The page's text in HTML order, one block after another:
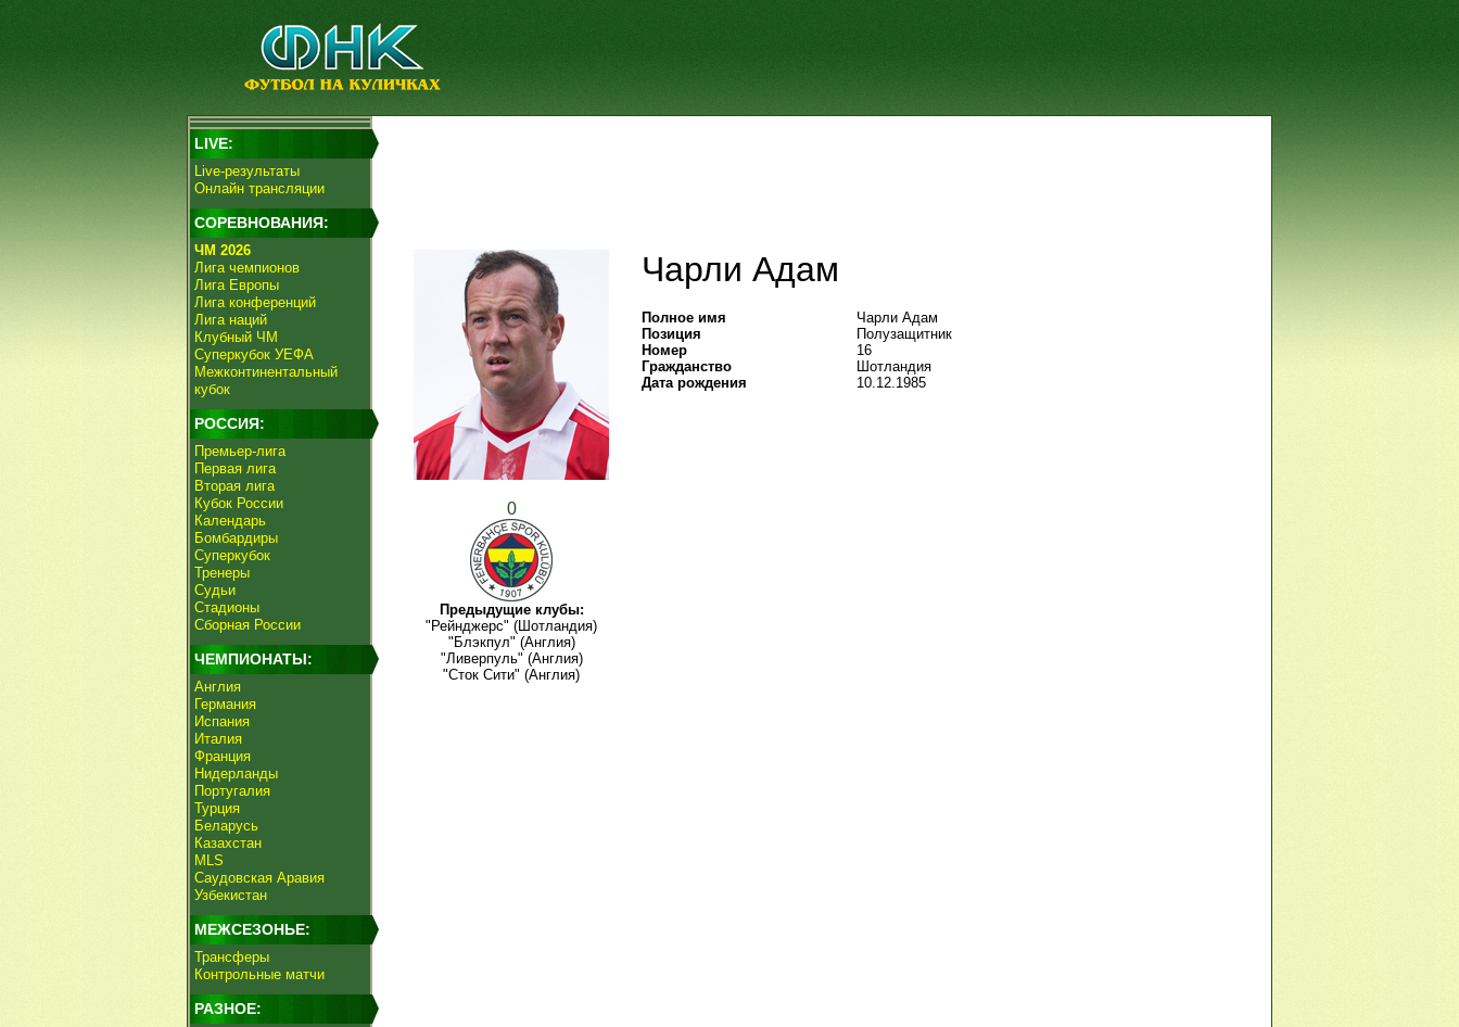
LIVE:
Live-результаты
Онлайн трансляции
СОРЕВНОВАНИЯ:
ЧМ 2026
Лига чемпионов
Лига Европы
Лига конференций
Лига наций
Клубный ЧМ
Суперкубок УЕФА
Межконтинентальный
кубок
РОССИЯ:
Премьер-лига
Первая лига
Вторая лига
Кубок России
Календарь
Бомбардиры
Суперкубок
Тренеры
Судьи
Стадионы
Сборная России
ЧЕМПИОНАТЫ:
Англия
Германия
Испания
Италия
Франция
Нидерланды
Португалия
Турция
Беларусь
Казахстан
MLS
Саудовская Аравия
Узбекистан
МЕЖСЕЗОНЬЕ:
Трансферы
Контрольные матчи
РАЗНОЕ:
0
Предыдущие клубы:
"Рейнджерс" (Шотландия)
"Блэкпул" (Англия)
"Ливерпуль" (Англия)
"Сток Сити" (Англия)
Чарли Адам
Полное имя
Чарли Адам
Позиция
Полузащитник
Номер
16
Гражданство
Шотландия
Дата рождения
10.12.1985